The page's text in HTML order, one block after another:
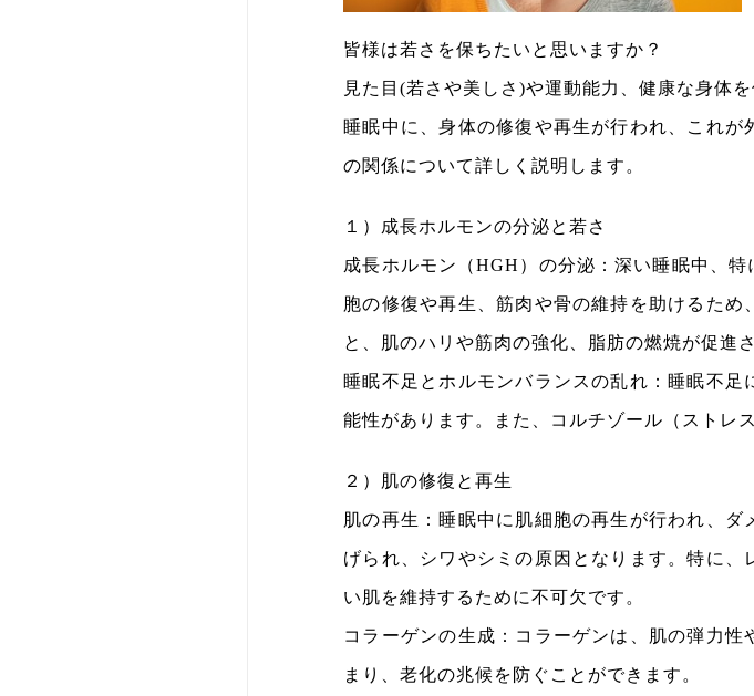
皆様は若さを保ちたいと思いますか？
見た目(若さや美しさ)や運動能力、健康な身体
睡眠中に、身体の修復や再生が行われ、これ
の関係について詳しく説明します。
１）成長ホルモンの分泌と若さ
成長ホルモン（HGH）の分泌：深い睡眠中、
胞の修復や再生、筋肉や骨の維持を助けるた
と、肌のハリや筋肉の強化、脂肪の燃焼が促進
睡眠不足とホルモンバランスの乱れ：睡眠不
能性があります。また、コルチゾール（ストレ
２）肌の修復と再生
肌の再生：睡眠中に肌細胞の再生が行われ、
げられ、シワやシミの原因となります。特に
い肌を維持するために不可欠です。
コラーゲンの生成：コラーゲンは、肌の弾力
まり、老化の兆候を防ぐことができます。